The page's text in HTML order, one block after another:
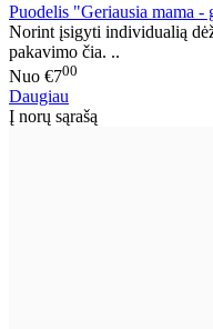
Puodelis "Geriausia mama -
Norint įsigyti individualią
pakavimo čia. ..
Nuo €700
Daugiau
Į norų sąrašą